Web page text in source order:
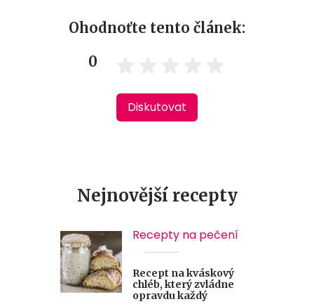
Ohodnoťte tento článek:
0
Diskutovat
Nejnovější recepty
Recepty na pečení
Recept na kváskový
chléb, který zvládne
opravdu každý